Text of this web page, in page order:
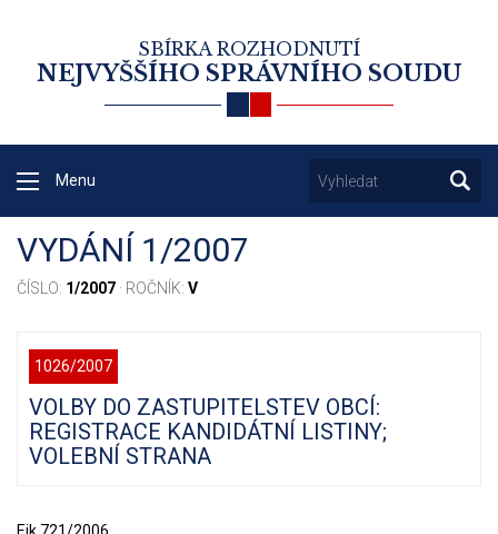
SBÍRKA ROZHODNUTÍ
NEJVYŠŠÍHO SPRÁVNÍHO SOUDU
Menu
VYDÁNÍ 1/2007
ČÍSLO: 1/2007 · ROČNÍK: V
1026/2007
VOLBY DO ZASTUPITELSTEV OBCÍ:
REGISTRACE KANDIDÁTNÍ LISTINY;
VOLEBNÍ STRANA